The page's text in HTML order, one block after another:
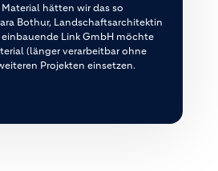
hätten wir das so
Bothur, Landschaftsarchitektin
Link GmbH möchte
(länger verarbeitbar ohne
Projekten einsetzen.